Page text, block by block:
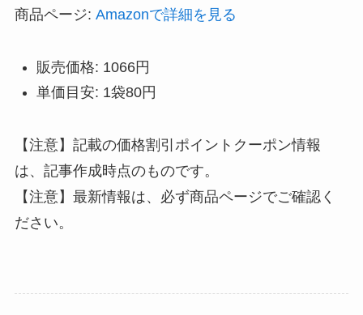
商品ページ: Amazonで詳細を見る
販売価格: 1066円
単価目安: 1袋80円
【注意】記載の価格割引ポイントクーポン情報
は、記事作成時点のものです。
【注意】最新情報は、必ず商品ページでご確認く
ださい。